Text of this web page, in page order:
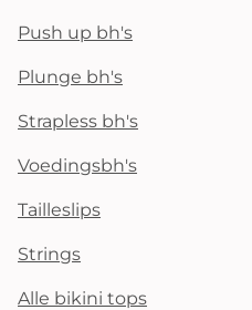
Push up bh's
Plunge bh's
Strapless bh's
Voedingsbh's
Tailleslips
Strings
Alle bikini tops